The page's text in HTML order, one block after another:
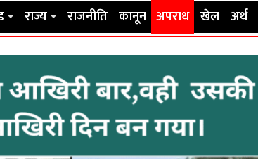
राज्य राजनीति कानून अपराध खेल अर्थ